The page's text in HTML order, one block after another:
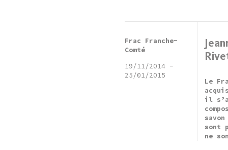
Le
il
sont
ne
Frac Franche-
Comté
19/11/2014-
25/01/2015